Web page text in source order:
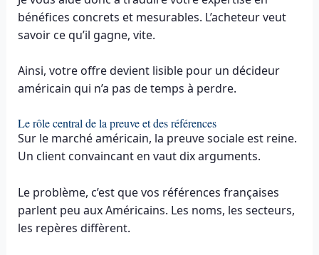
bénéfices concrets et mesurables. L’acheteur veut
savoir ce qu’il gagne, vite.
Ainsi, votre offre devient lisible pour un décideur
américain qui n’a pas de temps à perdre.
Le rôle central de la preuve et des références
Sur le marché américain, la preuve sociale est reine.
Un client convaincant en vaut dix arguments.
Le problème, c’est que vos références françaises
parlent peu aux Américains. Les noms, les secteurs,
les repères diffèrent.